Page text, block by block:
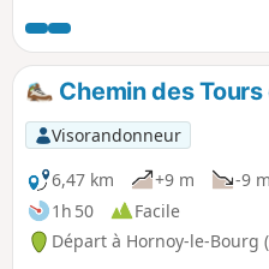
d'Escles-Saint-Pierre et
Fleury dans l'Oise. Au fil de la
randonnée, vous traverserez
bois avant un retour dans la
Bresle.
Chemin des
Visorandonneur
6,47 km
+9 m
-9 m
1h 50
Facile
Départ à Hornoy-le-Bourg